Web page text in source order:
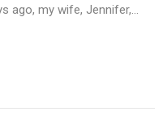
ago, my wife, Jennifer,...